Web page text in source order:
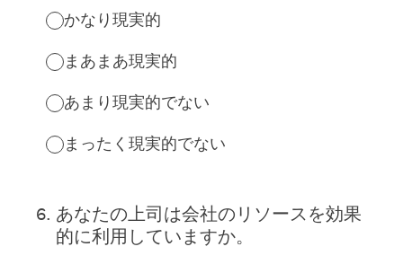
かなり現実的
まあまあ現実的
あまり現実的でない
まったく現実的でない
6. あなたの上司は会社のリソースを効果
的に利用していますか。